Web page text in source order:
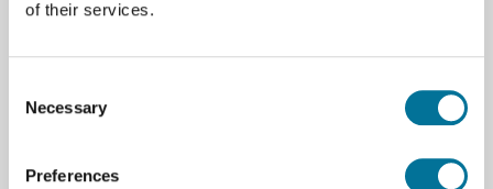
of their services.
Selection
Necessary
Preferences
ermöglicht.
40 mm Tonröhrchen